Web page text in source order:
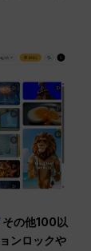
その他100以
ョンロックや